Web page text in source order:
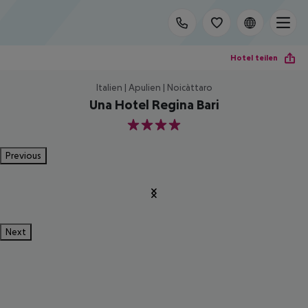
Hotel teilen
Italien | Apulien | Noicàttaro
Una Hotel Regina Bari
4
Previous
Next